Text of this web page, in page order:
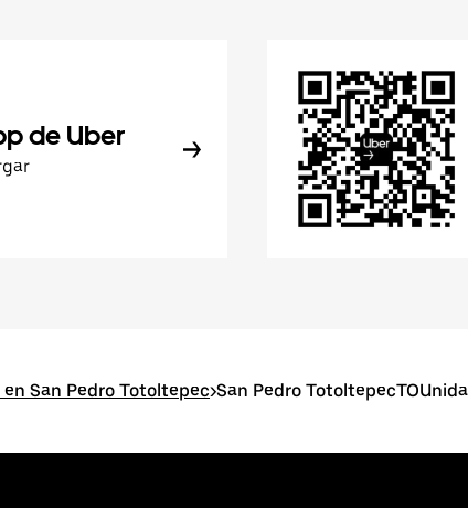
de Uber
San Pedro Totoltepec>San Pedro